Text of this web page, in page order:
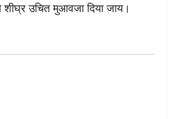
उचित मुआवजा दिया जाय।